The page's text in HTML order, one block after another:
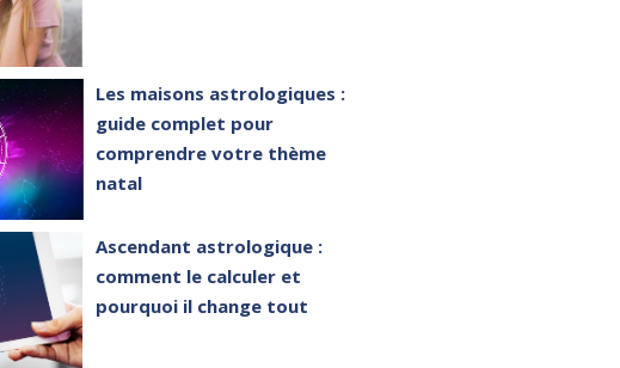
Les maisons astrologiques :
guide complet pour
comprendre votre thème
natal
Ascendant astrologique :
comment le calculer et
pourquoi il change tout